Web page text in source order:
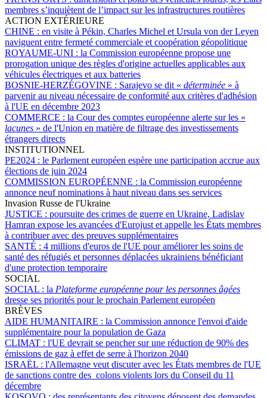
membres s’inquiètent de l’impact sur les infrastructures routières
ACTION EXTÉRIEURE
CHINE : en visite à Pékin, Charles Michel et Ursula von der Leyen
naviguent entre fermeté commerciale et coopération géopolitique
ROYAUME-UNI : la Commission européenne propose une
prorogation unique des règles d'origine actuelles applicables aux
véhicules électriques et aux batteries
BOSNIE-HERZÉGOVINE : Sarajevo se dit « déterminée » à
parvenir au niveau nécessaire de conformité aux critères d'adhésion
à l'UE en décembre 2023
COMMERCE : la Cour des comptes européenne alerte sur les «
lacunes » de l'Union en matière de filtrage des investissements
étrangers directs
INSTITUTIONNEL
PE2024 : le Parlement européen espère une participation accrue aux
élections de juin 2024
COMMISSION EUROPÉENNE : la Commission européenne
annonce neuf nominations à haut niveau dans ses services
Invasion Russe de l'Ukraine
JUSTICE : poursuite des crimes de guerre en Ukraine, Ladislav
Hamran expose les avancées d'Eurojust et appelle les États membres
à contribuer avec des preuves supplémentaires
SANTÉ : 4 millions d'euros de l'UE pour améliorer les soins de
santé des réfugiés et personnes déplacées ukrainiens bénéficiant
d'une protection temporaire
SOCIAL
SOCIAL : la Plateforme européenne pour les personnes âgées
dresse ses priorités pour le prochain Parlement européen
BRÈVES
AIDE HUMANITAIRE : la Commission annonce l'envoi d'aide
supplémentaire pour la population de Gaza
CLIMAT : l'UE devrait se pencher sur une réduction de 90% des
émissions de gaz à effet de serre à l'horizon 2040
ISRAËL : l'Allemagne veut discuter avec les États membres de l'UE
de sanctions contre des colons violents lors du Conseil du 11
décembre